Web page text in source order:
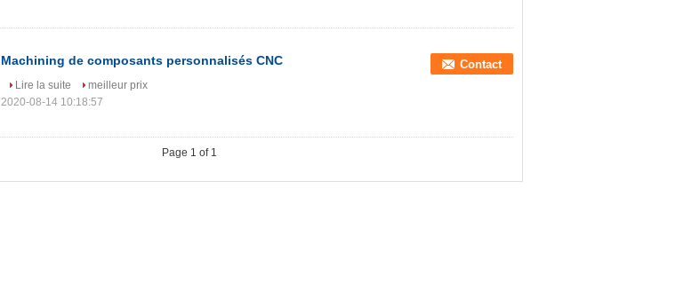
Machining de composants personnalisés CNC Contact
Lire la suite
meilleur prix
2020-08-14 10:18:57
Page 1 of 1